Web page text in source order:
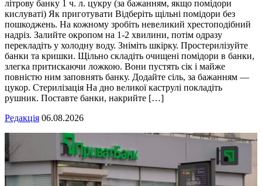
літрову банку 1 ч. л. цукру (за бажанням, якщо помідори
кислуваті) Як приготувати Відберіть щільні помідори без
пошкоджень. На кожному зробіть невеликий хрестоподібний
надріз. Залийте окропом на 1-2 хвилини, потім одразу
перекладіть у холодну воду. Зніміть шкірку. Простерилізуйте
банки та кришки. Щільно складіть очищені помідори в банки,
злегка притискаючи ложкою. Вони пустять сік і майже
повністю ним заповнять банку. Додайте сіль, за бажанням —
цукор. Стерилізація На дно великої каструлі покладіть
рушник. Поставте банки, накрийте […]
Редакція 06.08.2026